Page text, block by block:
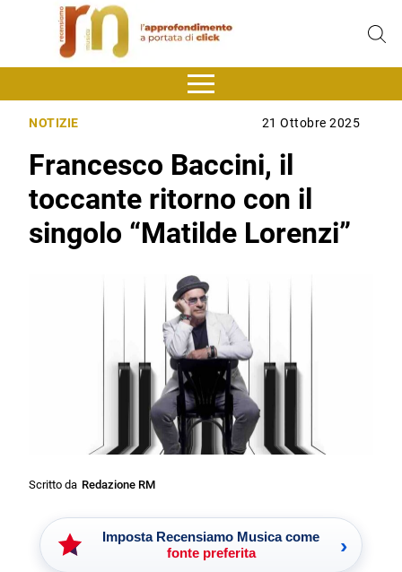
NOTIZIE 21 Ottobre 2025
Francesco Baccini, il
toccante ritorno con il
singolo “Matilde Lorenzi”
Scritto da Redazione RM
Imposta Recensiamo Musica come
fonte preferita
›